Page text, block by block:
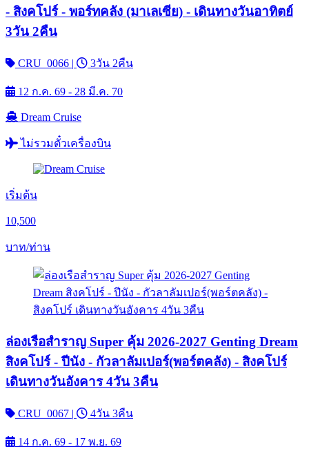
- สิงคโปร์ - พอร์ทคลัง (มาเลเซีย) - เดินทางวันอาทิตย์
3วัน 2คืน
CRU_0066 | 3วัน 2คืน
12 ก.ค. 69 - 28 มี.ค. 70
Dream Cruise
ไม่รวมตั๋วเครื่องบิน
เริ่มต้น
10,500
บาท/ท่าน
ล่องเรือสำราญ Super คุ้ม 2026-2027 Genting Dream
สิงคโปร์ - ปีนัง - กัวลาลัมเปอร์(พอร์ตคลัง) - สิงคโปร์
เดินทางวันอังคาร 4วัน 3คืน
CRU_0067 | 4วัน 3คืน
14 ก.ค. 69 - 17 พ.ย. 69